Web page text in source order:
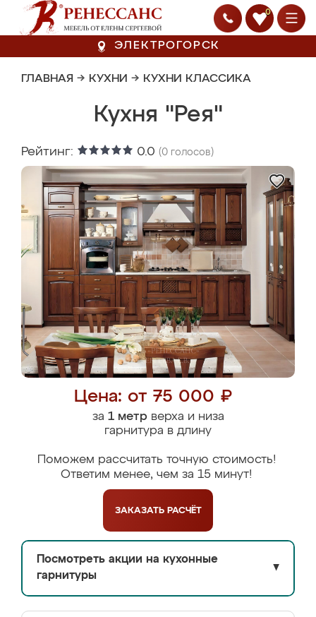
0
ЭЛЕКТРОГОРСК
ГЛАВНАЯ → КУХНИ → КУХНИ КЛАССИКА
Кухня "Рея"
Рейтинг: 0.0 (0 голосов)
Цена: от 75 000 ₽
за 1 метрверха и низа
гарнитура в длину
Поможем рассчитать точную стоимость!
Ответим менее, чем за 15 минут!
ЗАКАЗАТЬ РАСЧЁТ
Посмотреть акции на кухонные
гарнитуры
▼